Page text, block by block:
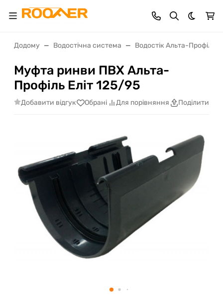
Dark
Додому Водостічна система Водостік Альта-Профіль
Муфта ринви ПВХ Альта-
Профіль Еліт 125/95
Добавити відгук Обрані Для порівняння Поділитися